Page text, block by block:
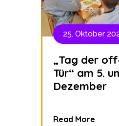
25. Oktober
„Tag der
Tür“ am 5.
Dezember
Read More